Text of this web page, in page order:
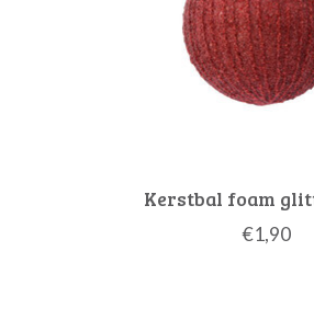
Kerstbal foam
€1,90